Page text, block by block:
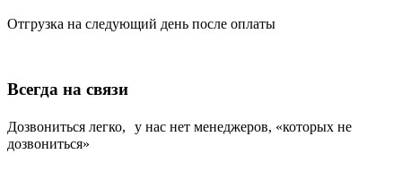
Отгрузка на следующий день после оплаты
Всегда на связи
Дозвониться легко, у нас нет менеджеров, «которых не
дозвониться»